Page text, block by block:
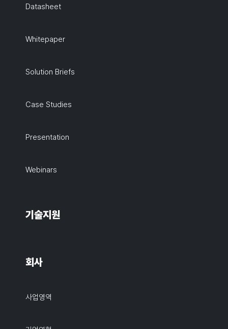
Datasheet
Whitepaper
Solution Briefs
Case Studies
Presentation
Webinars
기술지원
회사
사업영역